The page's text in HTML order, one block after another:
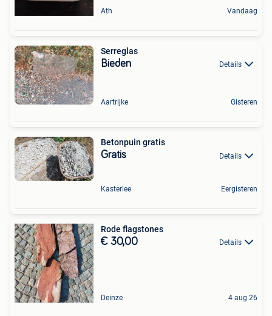
Ath Vandaag
Serreglas
Bieden Details
Aartrijke Gisteren
Betonpuin gratis
Gratis Details
Kasterlee Eergisteren
Rode flagstones
€ 30,00 Details
Deinze 4 aug 26